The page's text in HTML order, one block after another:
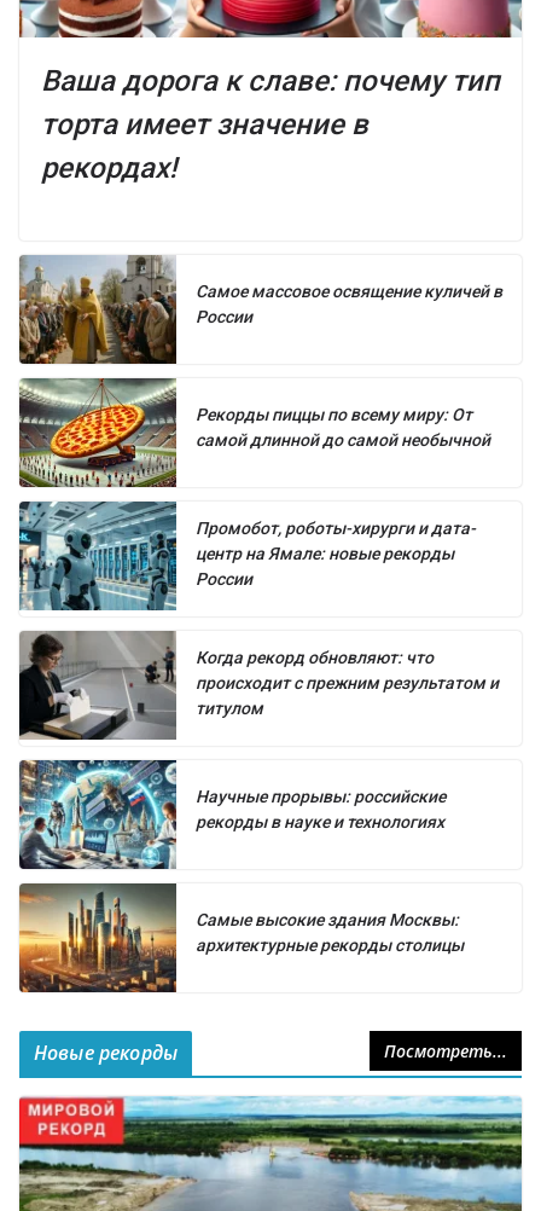
Ваша дорога к славе: почему тип
торта имеет значение в
рекордах!
Самое массовое освящение куличей в
России
Рекорды пиццы по всему миру: От
самой длинной до самой необычной
Промобот, роботы-хирурги и дата-
центр на Ямале: новые рекорды
России
Когда рекорд обновляют: что
происходит с прежним результатом и
титулом
Научные прорывы: российские
рекорды в науке и технологиях
Самые высокие здания Москвы:
архитектурные рекорды столицы
Новые рекорды Посмотреть...